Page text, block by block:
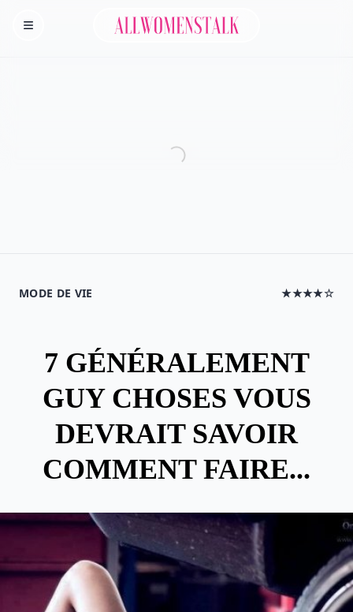
Homepage
Allwomenstalk
MODE DE VIE ★★★★☆
7 GÉNÉRALEMENT
GUY CHOSES VOUS
DEVRAIT SAVOIR
COMMENT FAIRE...